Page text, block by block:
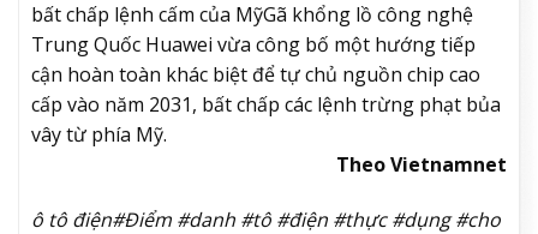
bất chấp lệnh cấm của MỹGã khổng lồ công nghệ
Trung Quốc Huawei vừa công bố một hướng tiếp
cận hoàn toàn khác biệt để tự chủ nguồn chip cao
cấp vào năm 2031, bất chấp các lệnh trừng phạt bủa
vây từ phía Mỹ.
Theo Vietnamnet
ô tô điện#Điểm #danh #tô #điện #thực #dụng #cho